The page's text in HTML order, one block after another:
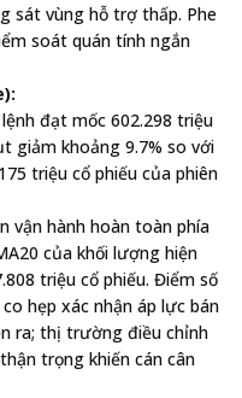
sát vùng hỗ trợ thấp. Phe
soát quán tính ngắn
đạt mốc 602.298 triệu
giảm khoảng 9.7% so với
triệu cổ phiếu của phiên
vận hành hoàn toàn phía
của khối lượng hiện
triệu cổ phiếu. Điểm số
hẹp xác nhận áp lực bán
ra; thị trường điều chỉnh
trọng khiến cán cân